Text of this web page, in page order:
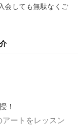
会しても無駄なくご
！
ートをレッスン